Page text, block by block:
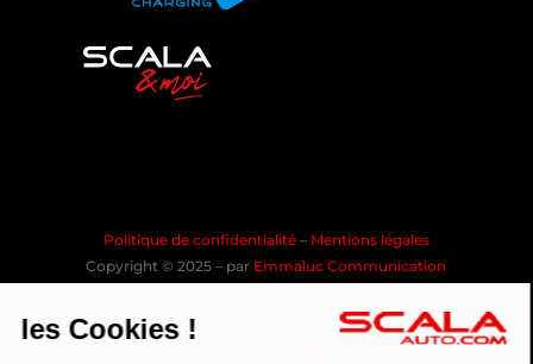
Politique de confidentialité – Mentions légales
Copyright © 2025 – par Emmaluc Communication
les Cookies !